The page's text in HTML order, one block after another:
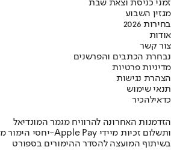
זמני כניסת וצאת שבת
מגזין השבוע
בחירות 2026
אודות
צור קשר
נבחרת הכתבים והפרשנים
מדיניות פרטיות
הצהרת נגישות
תנאי שימוש
כדאילהכיר
הזדמנות האחרונה להרוויח מגמר המונדיאל
יחסי הימור משופרים, הפקדות ב-Apple Pay ותשלום זכיות מיידי
בשיתוף המועצה להסדר ההימורים בספורט